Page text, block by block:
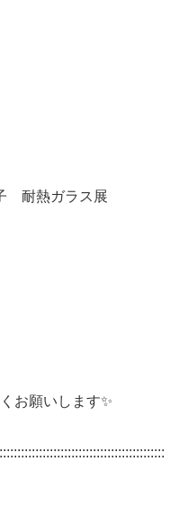
耐熱ガラス展
お願いします✨